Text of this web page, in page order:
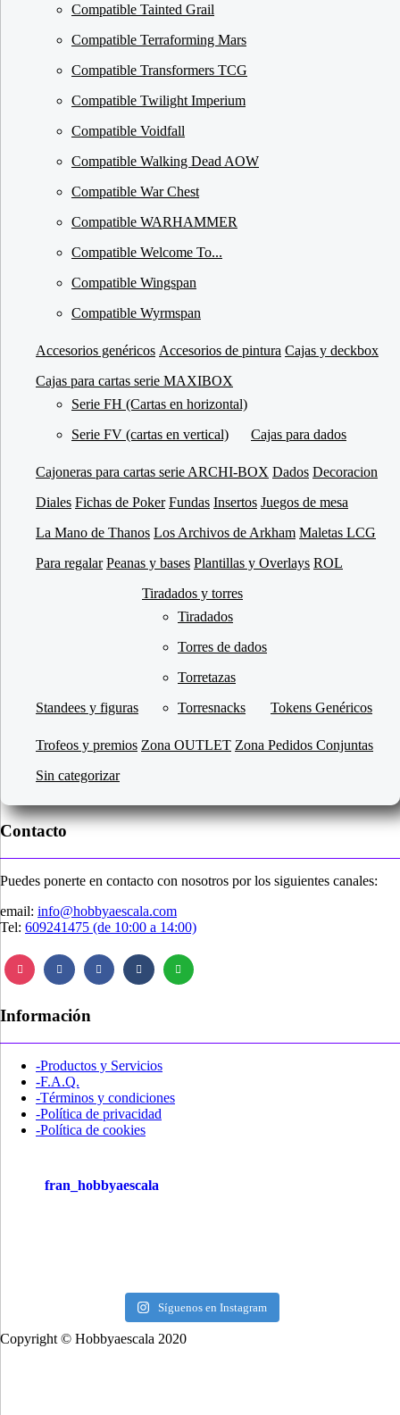
Compatible Tainted Grail
Compatible Terraforming Mars
Compatible Transformers TCG
Compatible Twilight Imperium
Compatible Voidfall
Compatible Walking Dead AOW
Compatible War Chest
Compatible WARHAMMER
Compatible Welcome To...
Compatible Wingspan
Compatible Wyrmspan
Accesorios genéricos Accesorios de pintura Cajas y deckbox
Cajas para cartas serie MAXIBOX
Serie FH (Cartas en horizontal)
Serie FV (cartas en vertical)
Cajas para dados
Cajoneras para cartas serie ARCHI-BOX Dados Decoracion
Diales Fichas de Poker Fundas Insertos Juegos de mesa
La Mano de Thanos Los Archivos de Arkham Maletas LCG
Para regalar Peanas y bases Plantillas y Overlays ROL
Standees y figuras
Tiradados y torres
Tiradados
Torres de dados
Torretazas
Torresnacks
Tokens Genéricos
Trofeos y premios Zona OUTLET Zona Pedidos Conjuntas
Sin categorizar
Contacto
Puedes ponerte en contacto con nosotros por los siguientes canales:
email: info@hobbyaescala.com
Tel: 609241475 (de 10:00 a 14:00)
Información
-Productos y Servicios
-F.A.Q.
-Términos y condiciones
-Política de privacidad
-Política de cookies
fran_hobbyaescala
Síguenos en Instagram
Copyright © Hobbyaescala 2020